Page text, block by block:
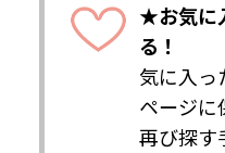
★お気に
る！
気に入っ
ページに
再び探す